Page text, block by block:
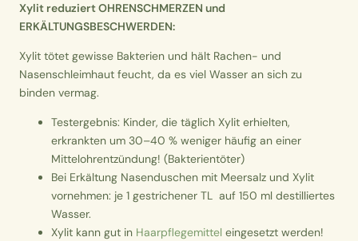
Xylit reduziert OHRENSCHMERZEN und
ERKÄLTUNGSBESCHWERDEN:
Xylit tötet gewisse Bakterien und hält Rachen- und
Nasenschleimhaut feucht, da es viel Wasser an sich zu
binden vermag.
Testergebnis: Kinder, die täglich Xylit erhielten,
erkrankten um 30–40 % weniger häufig an einer
Mittelohrentzündung! (Bakterientöter)
Bei Erkältung Nasenduschen mit Meersalz und Xylit
vornehmen: je 1 gestrichener TL auf 150 ml destilliertes
Wasser.
Xylit kann gut in Haarpflegemittel eingesetzt werden!